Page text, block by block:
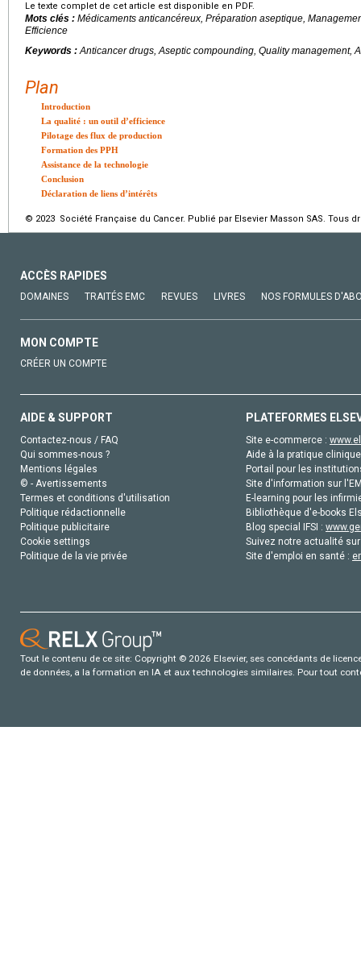
Le texte complet de cet article est disponible en PDF.
Mots clés : Médicaments anticancéreux, Préparation aseptique,
Efficience
Keywords :Anticancer drugs, Aseptic compounding, Quality management,
Plan
Introduction
La qualité : un outil d’efficience
Pilotage des flux de production
Formation des PPH
Assistance de la technologie
Conclusion
Déclaration de liens d’intérêts
© 2023 Société Française du Cancer. Publié par Elsevier Masson SAS. Tous
ACCÈS RAPIDES
DOMAINES TRAITÉS EMC REVUES LIVRES NOS FORMULES
MON COMPTE
CRÉER UN COMPTE
AIDE & SUPPORT
Contactez-nous / FAQ
Qui sommes-nous ?
Mentions légales
© - Avertissements
Termes et conditions d'utilisation
Politique rédactionnelle
Politique publicitaire
Cookie settings
Politique de la vie privée
PLATEFORMES
Site e-commerce :
Aide à la pratique
Portail pour les
Site d'information sur
E-learning pour les
Bibliothèque d'e-books
Blog special IFSI :
Suivez notre actualité
Site d'emploi en santé :
Tout le contenu de ce site: Copyright © 2026 Elsevier, ses concédants de
de données, a la formation en IA et aux technologies similaires. Pour tout